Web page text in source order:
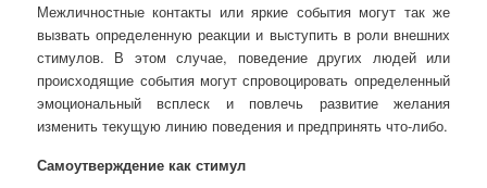
Межличностные контакты или яркие события могут так же
вызвать определенную реакции и выступить в роли внешних
стимулов. В этом случае, поведение других людей или
происходящие события могут спровоцировать определенный
эмоциональный всплеск и повлечь развитие желания
изменить текущую линию поведения и предпринять что-либо.
Самоутверждение как стимул